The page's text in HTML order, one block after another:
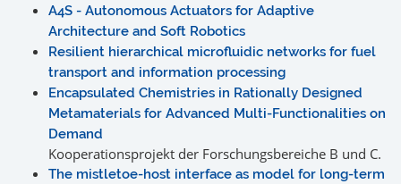
A4S - Autonomous Actuators for Adaptive
Architecture and Soft Robotics
Resilient hierarchical microfluidic networks for fuel
transport and information processing
Encapsulated Chemistries in Rationally Designed
Metamaterials for Advanced Multi-Functionalities on
Demand
Kooperationsprojekt der Forschungsbereiche B und C.
The mistletoe-host interface as model for long-term